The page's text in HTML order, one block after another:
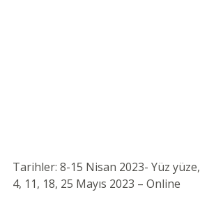
Tarihler: 8-15 Nisan 2023- Yüz yüze,
4, 11, 18, 25 Mayıs 2023 – Online